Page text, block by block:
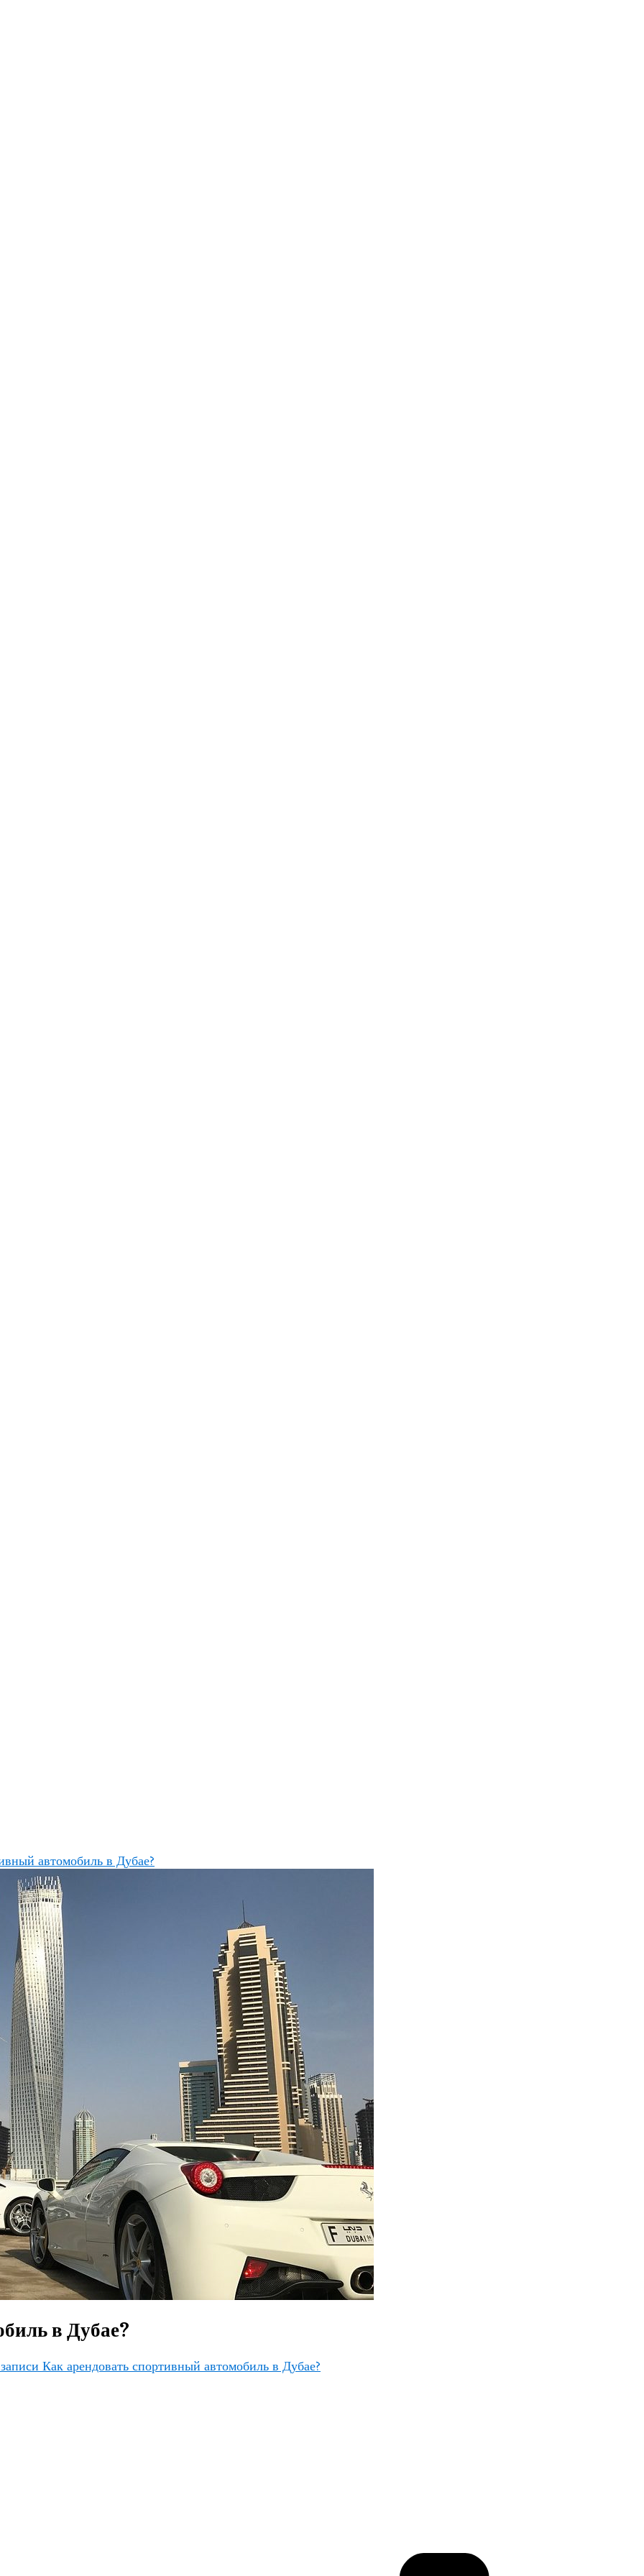
автомобиль в Дубае?
в Дубае?
Как арендовать спортивный автомобиль в Дубае?